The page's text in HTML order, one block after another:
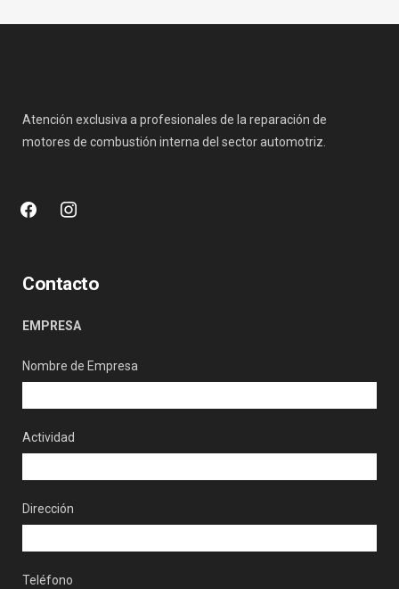
Atención exclusiva a profesionales de la reparación de
motores de combustión interna del sector automotriz.
facebookinstagram
Contacto
EMPRESA
Nombre de Empresa
Actividad
Dirección
Teléfono